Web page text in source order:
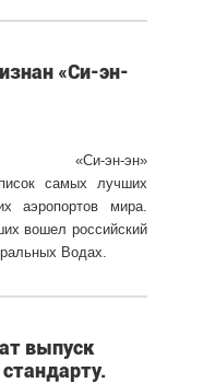
«Си-эн-
«Си-эн-эн»
самых лучших
аэропортов мира.
вошел российский
Водах.
выпуск